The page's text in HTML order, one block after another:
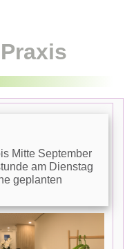
Mitte September
am Dienstag
geplanten